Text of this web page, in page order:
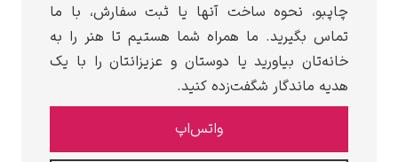
چاپبو، نحوه ساخت آنها یا ثبت سفارش، با ما
تماس بگیرید. ما همراه شما هستیم تا هنر را به
خانه‌تان بیاورید یا دوستان و عزیزانتان را با یک
هدیه ماندگار شگفت‌زده کنید.
واتس‌اپ